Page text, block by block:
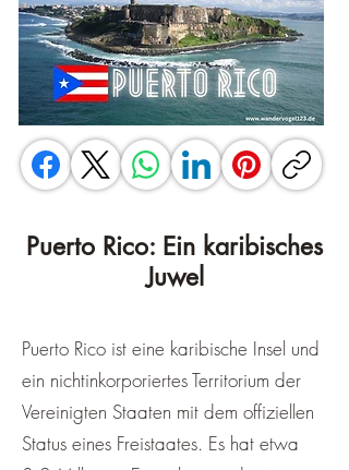
Puerto Rico: Ein karibisches
Juwel
Puerto Rico ist eine karibische Insel und
ein nichtinkorporiertes Territorium der
Vereinigten Staaten mit dem offiziellen
Status eines Freistaates. Es hat etwa